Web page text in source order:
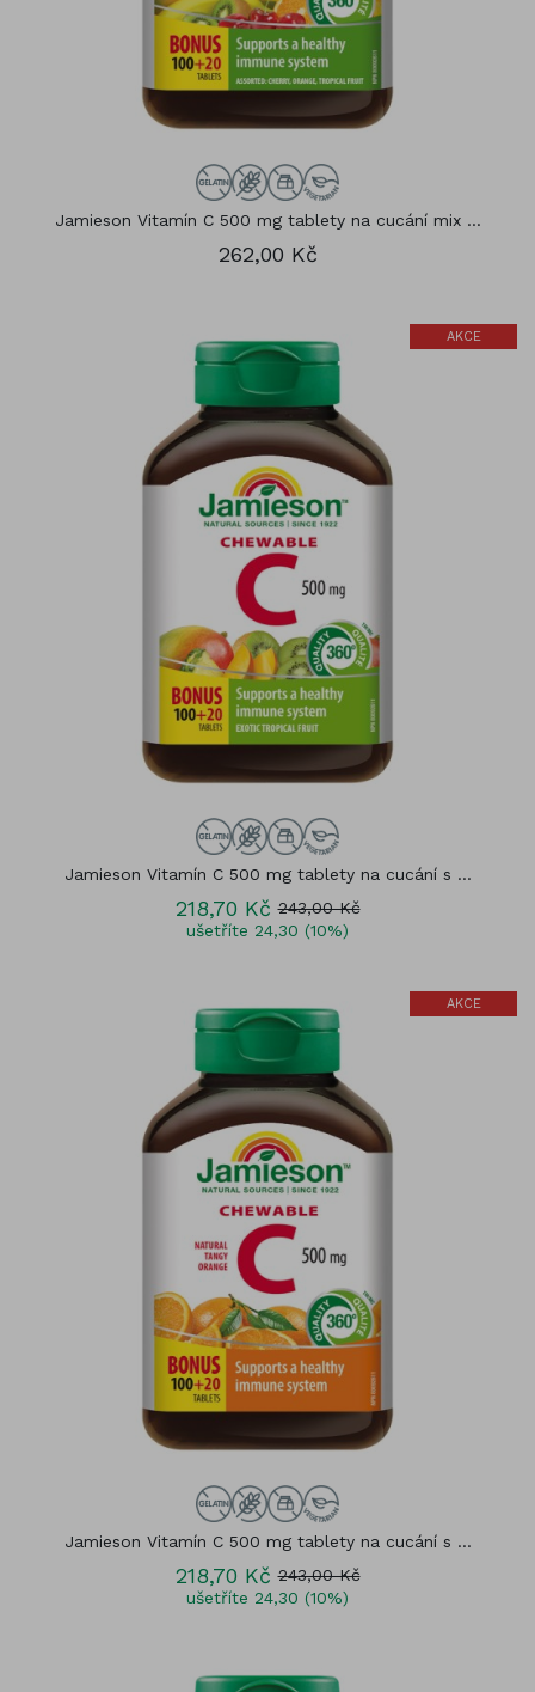
Jamieson Vitamín C 500 mg tablety na cucání mix ...
262,00 Kč
AKCE
Jamieson Vitamín C 500 mg tablety na cucání s ...
218,70 Kč 243,00 Kč
ušetříte 24,30 (10%)
AKCE
Jamieson Vitamín C 500 mg tablety na cucání s ...
218,70 Kč 243,00 Kč
ušetříte 24,30 (10%)